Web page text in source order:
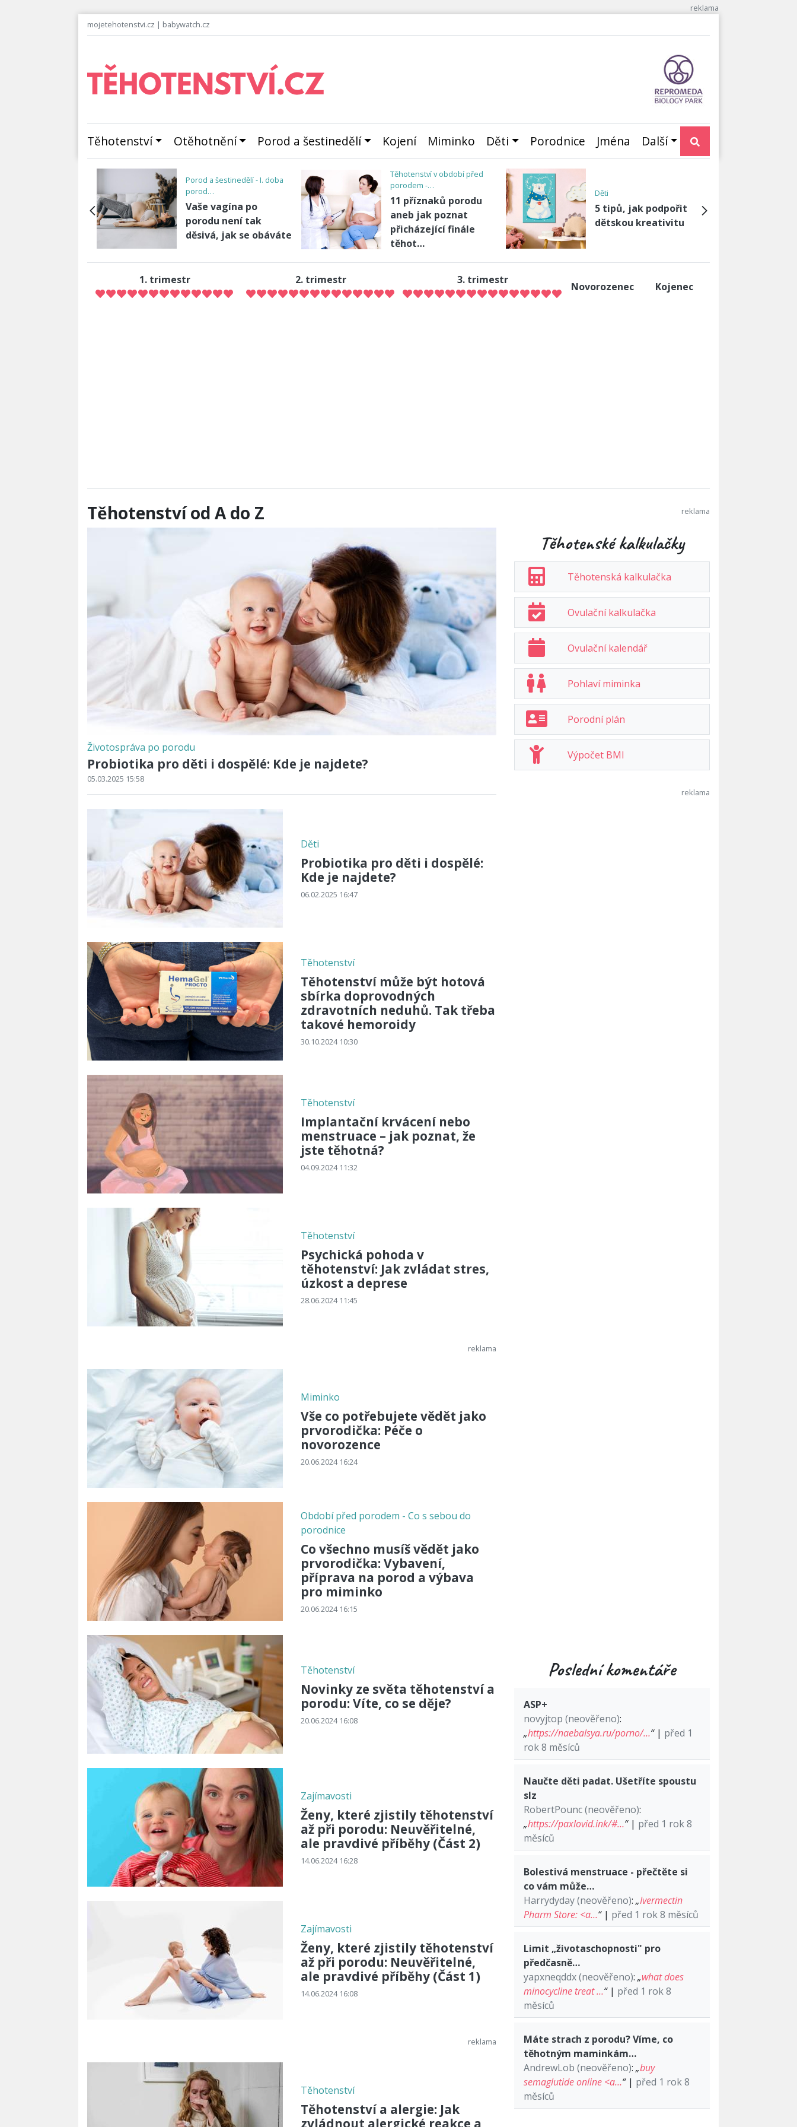
mojetehotenstvi.cz | babywatch.cz
Těhotenství Otěhotnění Porod a šestinedělí Kojení Miminko Děti Porodnice Jména Další
III. trimestr - Vývoj plodu a
růst…
Třetí trimestr:
Poslední přípravy a
očekávání
Miminko
Když se na nový
přírůstek stojí fronty
..
Péče o dítě
Kdy nadobro odstavit
kočárek?
1. trimestr 2. trimestr 3. trimestr
Novorozenec Kojenec
Těhotenství od A do Z
Životospráva po porodu
Probiotika pro děti i dospělé: Kde je najdete?
05.03.2025 15:58
Děti
Probiotika pro děti i dospělé:
Kde je najdete?
06.02.2025 16:47
Těhotenství
Těhotenství může být hotová
sbírka doprovodných
zdravotních neduhů. Tak třeba
takové hemoroidy
30.10.2024 10:30
Těhotenství
Implantační krvácení nebo
menstruace – jak poznat, že
jste těhotná?
04.09.2024 11:32
Těhotenství
Psychická pohoda v
těhotenství: Jak zvládat stres,
úzkost a deprese
28.06.2024 11:45
Miminko
Vše co potřebujete vědět jako
prvorodička: Péče o
novorozence
20.06.2024 16:24
Období před porodem - Co s sebou do
porodnice
Co všechno musíš vědět jako
prvorodička: Vybavení,
příprava na porod a výbava
pro miminko
20.06.2024 16:15
Těhotenství
Novinky ze světa těhotenství a
porodu: Víte, co se děje?
20.06.2024 16:08
Zajímavosti
Ženy, které zjistily těhotenství
až při porodu: Neuvěřitelné,
ale pravdivé příběhy (Část 2)
14.06.2024 16:28
Zajímavosti
Ženy, které zjistily těhotenství
až při porodu: Neuvěřitelné,
ale pravdivé příběhy (Část 1)
14.06.2024 16:08
Těhotenství
Těhotenství a alergie: Jak
zvládnout alergické reakce a
Těhotenské kalkulačky
Těhotenská kalkulačka
Ovulační kalkulačka
Ovulační kalendář
Pohlaví miminka
Porodní plán
Výpočet BMI
Poslední komentáře
ASP+
novyjtop (neověřeno):
„https://naebalsya.ru/porno/…“| před 1
rok 8 měsíců
Naučte děti padat. Ušetříte spoustu
slz
RobertPounc (neověřeno):
„https://paxlovid.ink/#…“| před 1 rok 8
měsíců
Bolestivá menstruace - přečtěte si
co vám může…
Harrydyday (neověřeno): „Ivermectin
Pharm Store: <a…“| před 1 rok 8 měsíců
Limit „životaschopnosti" pro
předčasně…
yapxneqddx (neověřeno): „what does
minocycline treat …“| před 1 rok 8
měsíců
Máte strach z porodu? Víme, co
těhotným maminkám…
AndrewLob (neověřeno): „buy
semaglutide online <a…“| před 1 rok 8
měsíců